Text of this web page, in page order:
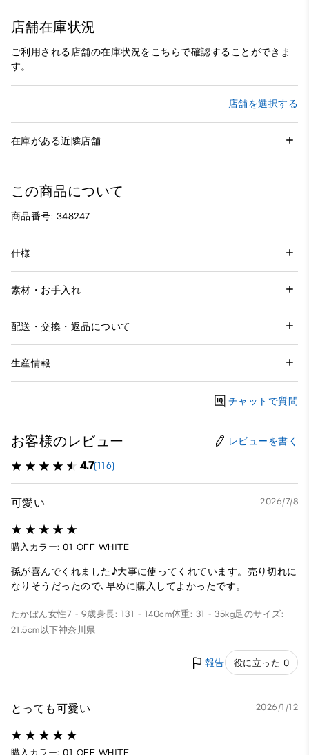
店舗在庫状況
ご利用される店舗の在庫状況をこちらで確認することができま
す。
店舗を選択する
在庫がある近隣店舗
この商品について
商品番号: 348247
仕様
素材・お手入れ
配送・交換・返品について
生産情報
チャットで質問
お客様のレビュー レビューを書く
4.7(116)
可愛い 2026/7/8
購入カラー: 01 OFF WHITE
孫が喜んでくれました♪大事に使ってくれています。売り切れに
なりそうだったので､早めに購入してよかったです。
たかぼん女性7 - 9歳身長: 131 - 140cm体重: 31 - 35kg足のサイズ:
21.5cm以下神奈川県
報告 役に立った 0
とっても可愛い 2026/1/12
購入カラー: 01 OFF WHITE